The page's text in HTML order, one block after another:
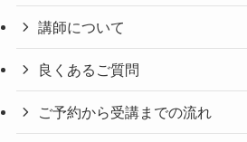
講師について
良くあるご質問
ご予約から受講までの流れ